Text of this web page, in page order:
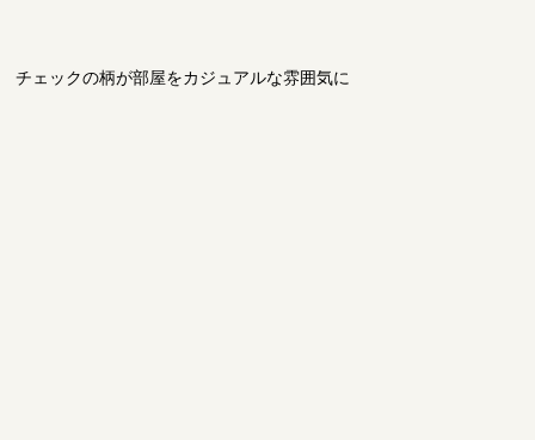
チェックの柄が部屋をカジュアルな雰囲気に